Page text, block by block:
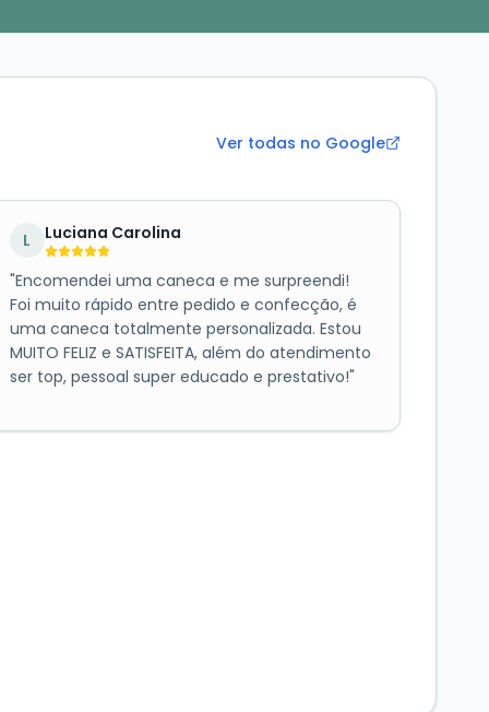
Ver todas no Google
L Luciana Carolina
"Encomendei uma caneca e me surpreendi!
Foi muito rápido entre pedido e confecção, é
uma caneca totalmente personalizada. Estou
MUITO FELIZ e SATISFEITA, além do atendimento
ser top, pessoal super educado e prestativo!"